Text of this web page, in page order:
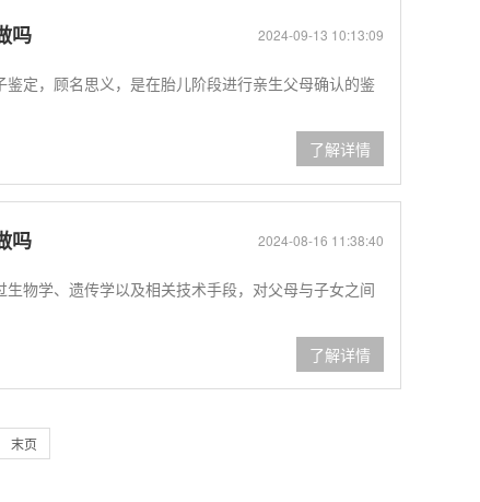
2024-09-13 10:13:09
吗
定，顾名思义，是在胎儿阶段进行亲生父母确认的鉴
了解详情
2024-08-16 11:38:40
吗
物学、遗传学以及相关技术手段，对父母与子女之间
了解详情
末页